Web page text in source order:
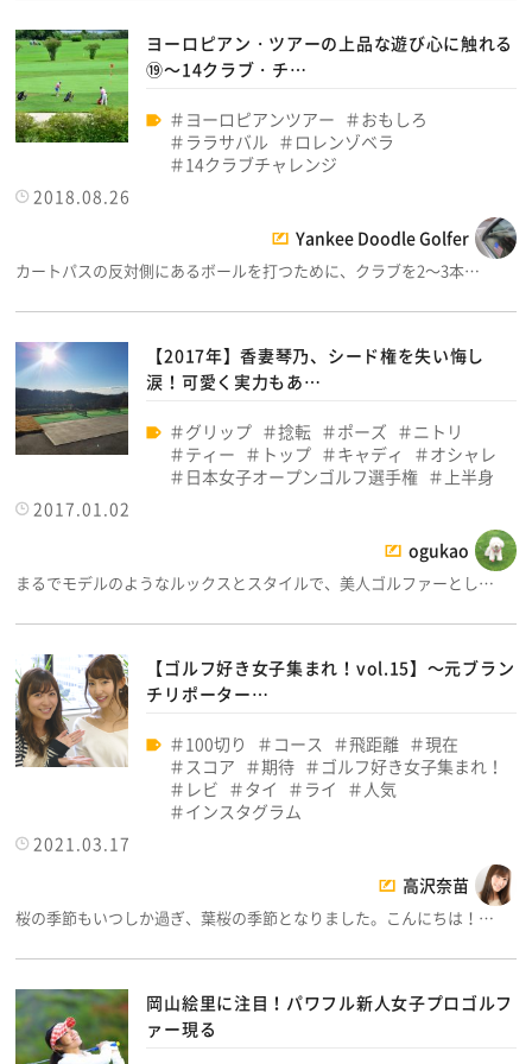
ヨーロピアン・ツアーの上品な遊び心に触れる
⑲～14クラブ・チ…
ヨーロピアンツアー
おもしろ
ララサバル
ロレンゾベラ
14クラブチャレンジ
2018.08.26
Yankee Doodle Golfer
カートパスの反対側にあるボールを打つために、クラブを2～3本…
【2017年】香妻琴乃、シード権を失い悔し
涙！可愛く実力もあ…
グリップ 捻転 ポーズ
ニトリ
ティー
トップ キャディ
オシャレ
日本女子オープンゴルフ選手権
上半身
2017.01.02
ogukao
まるでモデルのようなルックスとスタイルで、美人ゴルファーとし…
【ゴルフ好き女子集まれ！vol.15】～元ブラン
チリポーター…
100切り コース 飛距離
現在
スコア
期待
ゴルフ好き女子集まれ！
レビ
タイ ライ
人気
インスタグラム
2021.03.17
高沢奈苗
桜の季節もいつしか過ぎ、葉桜の季節となりました。こんにちは！…
岡山絵里に注目！パワフル新人女子プロゴルフ
ァー現る